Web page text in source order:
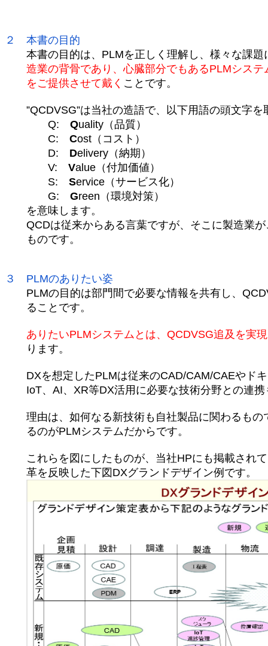
２ 本書の目的
本書の目的は、PLMを正しく理解し、様々な課題
造業の背骨であり、心臓部分でもあるPLMシステ
をご提供させて戴く ことです。
”QCDVSG”は当社の造語で、以下用語の頭文字を
Q: Quality（品質）
C: Cost（コスト）
D: Delivery（納期）
V: Value（付加価値）
S: Service（サービス化）
G: Green（環境対策）
を意味します。
QCDは従来からある言葉ですが、そこに製造業が
ものです。
３ PLMのありたい姿
PLMの目的は部門間で必要な情報を共有し、
ることです。
ありたいPLMシステムとは、QCDVSG追及を実
ります。
DXを想定したPLMは従来のCAD/CAM/CAEやドキ
IoT、AI、XR等DX活用に必要な技術分野との連携
理由は、如何なる新技術も自社製品に関わるもの
るのがPLMシステムだからです。
これらを図にしたものが、当社HPにも掲載されて
革を反映した下図DXグランドデザイン例です。